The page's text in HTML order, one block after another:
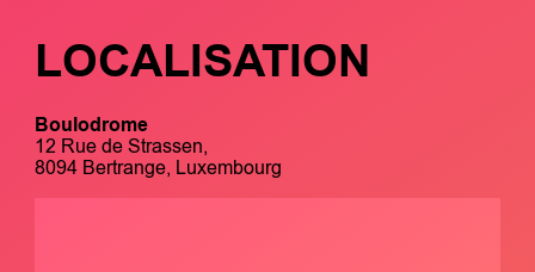
LOCALISATION
Boulodrome
12 Rue de Strassen,
8094 Bertrange, Luxembourg